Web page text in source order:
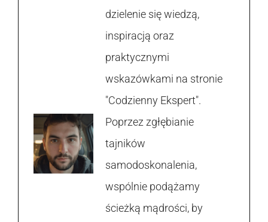
dzielenie się wiedzą,
inspiracją oraz
praktycznymi
wskazówkami na stronie
"Codzienny Ekspert".
Poprzez zgłębianie
tajników
samodoskonalenia,
wspólnie podążamy
ścieżką mądrości, by